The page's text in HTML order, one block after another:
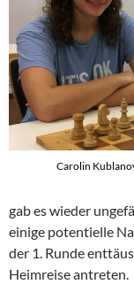
Carolin
gab es wieder
einige potentielle
der 1. Runde
Heimreise antreten.